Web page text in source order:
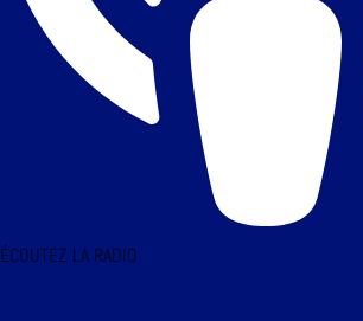
ÉCOUTEZ LA RADIO